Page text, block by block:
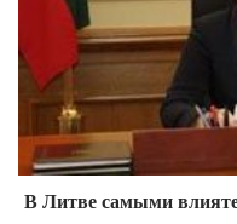
В Литве самыми